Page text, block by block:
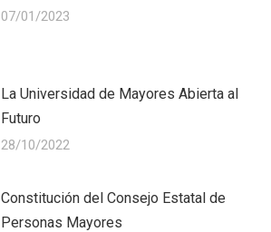
07/01/2023
La Universidad de Mayores Abierta al
Futuro
28/10/2022
Constitución del Consejo Estatal de
Personas Mayores